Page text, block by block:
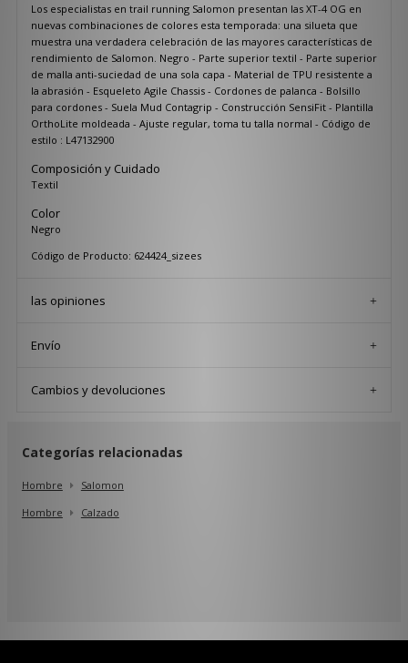
Los especialistas en trail running Salomon presentan las XT-4 OG en
nuevas combinaciones de colores esta temporada: una silueta que
muestra una verdadera celebración de las mayores características de
rendimiento de Salomon. Negro - Parte superior textil - Parte superior
de malla anti-suciedad de una sola capa - Material de TPU resistente a
la abrasión - Esqueleto Agile Chassis - Cordones de palanca - Bolsillo
para cordones - Suela Mud Contagrip - Construcción SensiFit - Plantilla
OrthoLite moldeada - Ajuste regular, toma tu talla normal - Código de
estilo : L47132900
Composición y Cuidado
Textil
Color
Negro
Código de Producto: 624424_sizees
las opiniones
Envío
Cambios y devoluciones
Categorías relacionadas
Hombre
Salomon
Hombre
Calzado